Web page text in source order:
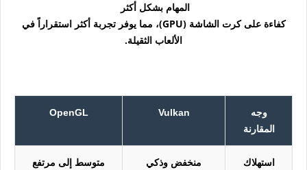
المهام بشكل أكثر
كفاءة على كرت الشاشة (GPU)، مما يوفر تجربة أكثر استقراراً في
الألعاب الثقيلة.
وجه
المقارنة
Vulkan
OpenGL
استهلاك
منخفض وذكي متوسط إلى مرتفع